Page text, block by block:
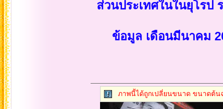
ส่วนประเทศในในยุโรป
ข้อมูล เดือนมีนาคม
ภาพนี้ได้ถูกเปลี่ยนขนาด ขนาดต้น